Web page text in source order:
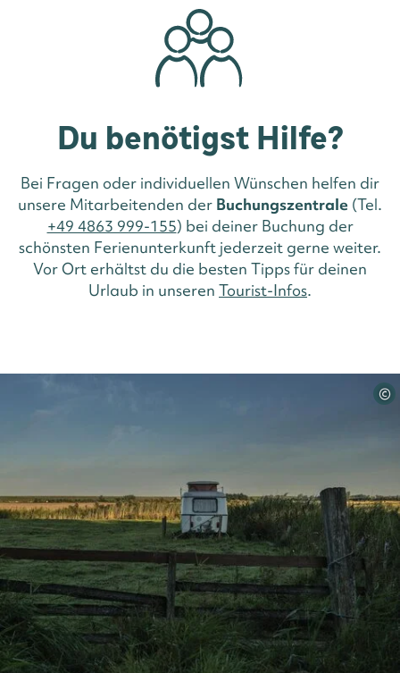
Du benötigst Hilfe?
Bei Fragen oder individuellen Wünschen helfen dir
unsere Mitarbeitenden der Buchungszentrale (Tel.
+49 4863 999-155) bei deiner Buchung der
schönsten Ferienunterkunft jederzeit gerne weiter.
Vor Ort erhältst du die besten Tipps für deinen
Urlaub in unseren Tourist-Infos.
©